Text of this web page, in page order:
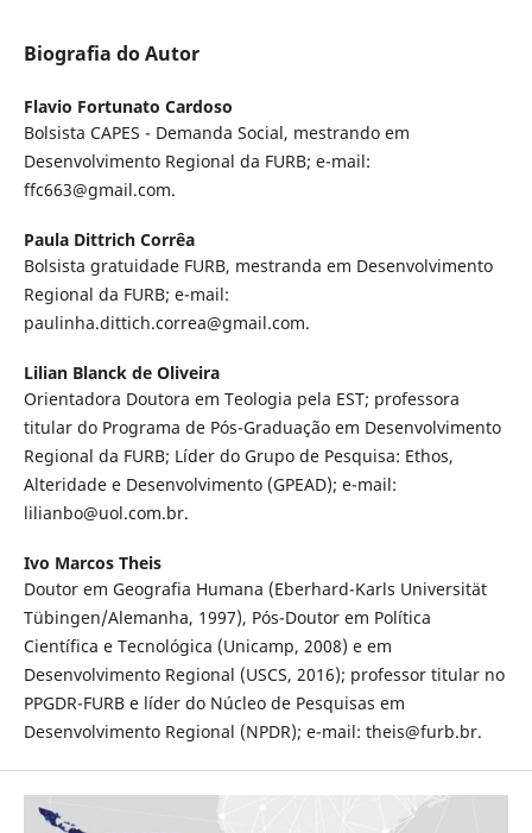
Biografia do Autor
Flavio Fortunato Cardoso
Bolsista CAPES - Demanda Social, mestrando em
Desenvolvimento Regional da FURB; e-mail:
ffc663@gmail.com.
Paula Dittrich Corrêa
Bolsista gratuidade FURB, mestranda em Desenvolvimento
Regional da FURB; e-mail:
paulinha.dittich.correa@gmail.com.
Lilian Blanck de Oliveira
Orientadora Doutora em Teologia pela EST; professora
titular do Programa de Pós-Graduação em Desenvolvimento
Regional da FURB; Líder do Grupo de Pesquisa: Ethos,
Alteridade e Desenvolvimento (GPEAD); e-mail:
lilianbo@uol.com.br.
Ivo Marcos Theis
Doutor em Geografia Humana (Eberhard-Karls Universität
Tübingen/Alemanha, 1997), Pós-Doutor em Política
Científica e Tecnológica (Unicamp, 2008) e em
Desenvolvimento Regional (USCS, 2016); professor titular no
PPGDR-FURB e líder do Núcleo de Pesquisas em
Desenvolvimento Regional (NPDR); e-mail: theis@furb.br.